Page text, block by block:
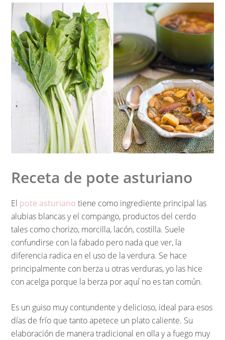
Receta de pote asturiano
El pote asturiano tiene como ingrediente principal las
alubias blancas y el compango, productos del cerdo
tales como chorizo, morcilla, lacón, costilla. Suele
confundirse con la fabado pero nada que ver, la
diferencia radica en el uso de la verdura. Se hace
principalmente con berza u otras verduras, yo las hice
con acelga porque la berza por aquí no es tan común.
Es un guiso muy contundente y delicioso, ideal para esos
días de frío que tanto apetece un plato caliente. Su
elaboración de manera tradicional en olla y a fuego muy